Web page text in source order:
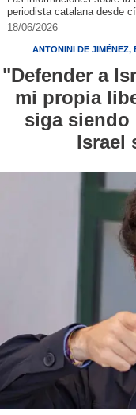
periodista catalana desde
18/06/2026
ANTONINI DE JIMÉNEZ,
"Defender a
mi propia
siga siendo
Israel